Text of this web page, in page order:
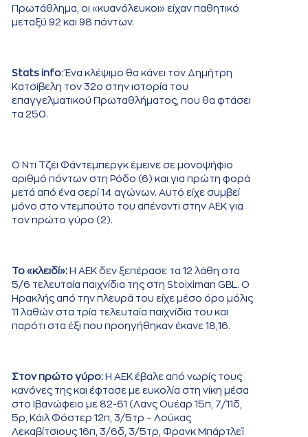
Πρωτάθλημα, οι «κυανόλευκοι» είχαν παθητικό
μεταξύ 92 και 98 πόντων.
Stats info: Ένα κλέψιμο θα κάνει τον Δημήτρη
Κατσίβελη τον 32ο στην ιστορία του
επαγγελματικού Πρωταθλήματος, που θα φτάσει
τα 250.
Ο Ντι Τζέι Φάντεμπεργκ έμεινε σε μονοψήφιο
αριθμό πόντων στη Ρόδο (6) και για πρώτη φορά
μετά από ένα σερί 14 αγώνων. Αυτό είχε συμβεί
μόνο στο ντεμπούτο του απέναντι στην ΑΕΚ για
τον πρώτο γύρο (2).
Το «κλειδί»: Η ΑΕΚ δεν ξεπέρασε τα 12 λάθη στα
5/6 τελευταία παιχνίδια της στη Stoiximan GBL. Ο
Ηρακλής από την πλευρά του είχε μέσο όρο μόλις
11 λαθών στα τρία τελευταία παιχνίδια του και
παρότι στα έξι που προηγήθηκαν έκανε 18,16.
Στον πρώτο γύρο: Η ΑΕΚ έβαλε από νωρίς τους
κανόνες της και έφτασε με ευκολία στη νίκη μέσα
στο Ιβανώφειο με 82-61 (Λανς Ουέαρ 15π, 7/11δ,
5ρ, Κάιλ Φόστερ 12π, 3/5τρ – Λούκας
Λεκαβίτσιους 16π, 3/6δ, 3/5τρ, Φρανκ Μπάρτλεϊ